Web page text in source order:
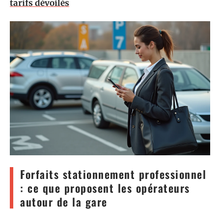
tarifs dévoilés
Forfaits stationnement professionnel
: ce que proposent les opérateurs
autour de la gare